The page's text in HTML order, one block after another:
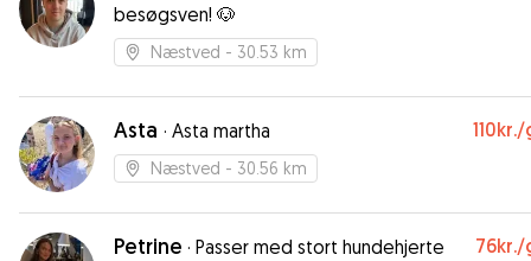
besøgsven! 🐶
Næstved - 30.53 km
Asta · Asta martha 110kr./
Næstved - 30.56 km
Petrine · Passer med stort hundehjerte 76kr./